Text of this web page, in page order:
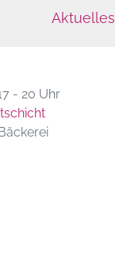
Aktuelles
- 20 Uhr